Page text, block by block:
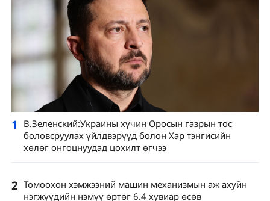
1
В.Зеленский:Украины хүчин Оросын газрын тос
боловсруулах үйлдвэрүүд болон Хар тэнгисийн
хөлөг онгоцнуудад цохилт өгчээ
2 Томоохон хэмжээний машин механизмын аж ахуйн
нэгжүүдийн нэмүү өртөг 6.4 хувиар өсөв